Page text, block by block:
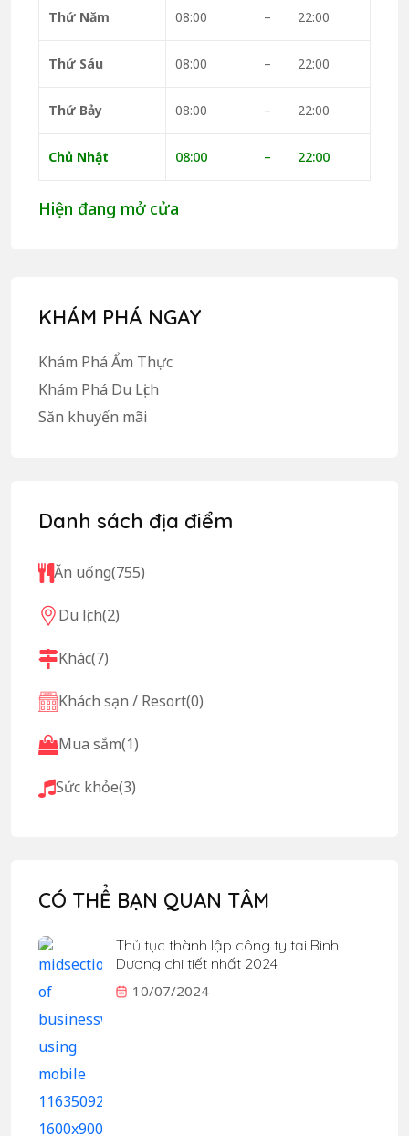
Thứ Năm 08:00 – 22:00
Thứ Sáu 08:00 – 22:00
Thứ Bảy 08:00 – 22:00
Chủ Nhật 08:00 – 22:00
Hiện đang mở cửa
KHÁM PHÁ NGAY
Khám Phá Ẩm Thực
Khám Phá Du Lịch
Săn khuyến mãi
Danh sách địa điểm
Ăn uống(755)
Du lịch(2)
Khác(7)
Khách sạn / Resort(0)
Mua sắm(1)
Sức khỏe(3)
CÓ THỂ BẠN QUAN TÂM
Thủ tục thành lập công ty tại Bình
Dương chi tiết nhất 2024
10/07/2024